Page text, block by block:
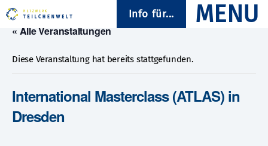
Info für...
« Alle Veranstaltungen
Diese Veranstaltung hat bereits stattgefunden.
International Masterclass (ATLAS) in
Dresden